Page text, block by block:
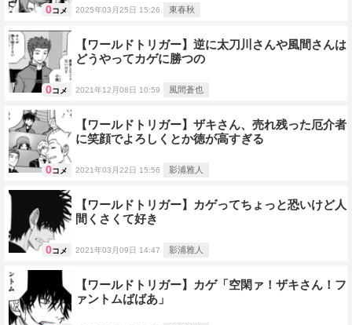
0コメ 2025年03月25日 15:26 東春秋
0コメ
【ワールドトリガー】逆に太刀川さんや風間さんは
どうやってカゲに勝つの
2021年12月08日 10:59 風間蒼也
0コメ
【ワールドトリガー】ザキさん、売れ残った厄介者
に笑顔でよろしくとか徳が高すぎる
2021年03月22日 15:56 影浦雅人
0コメ
【ワールドトリガー】カゲってちょっと恐いけど人
間くさくて好き
2021年03月09日 14:47 影浦雅人
【ワールドトリガー】カゲ「空閑ァ！ザキさん！フ
ァントムばばあ」